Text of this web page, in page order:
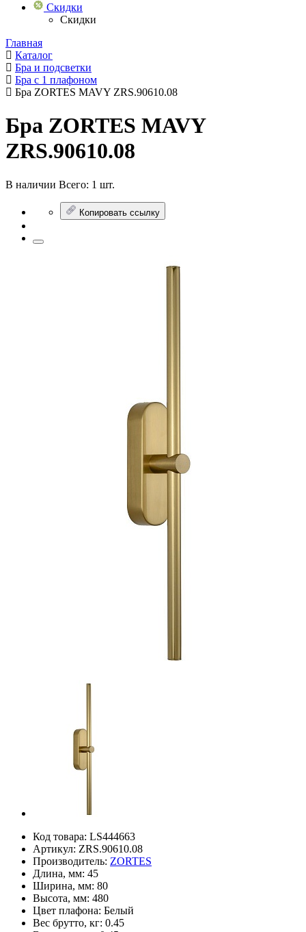
Скидки
Скидки
Главная
Каталог
Бра и подсветки
Бра с 1 плафоном
Бра ZORTES MAVY ZRS.90610.08
Бра ZORTES MAVY
ZRS.90610.08
В наличии Всего: 1 шт.
Копировать ссылку
Код товара: LS444663
Артикул: ZRS.90610.08
Производитель: ZORTES
Длина, мм: 45
Ширина, мм: 80
Высота, мм: 480
Цвет плафона: Белый
Вес брутто, кг: 0.45